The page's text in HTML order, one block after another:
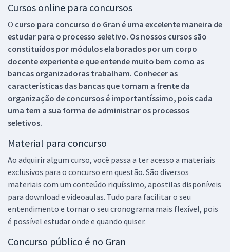
Cursos online para concursos
O curso para concurso do Gran é uma excelente maneira de
estudar para o processo seletivo. Os nossos cursos são
constituídos por módulos elaborados por um corpo
docente experiente e que entende muito bem como as
bancas organizadoras trabalham. Conhecer as
características das bancas que tomam a frente da
organização de concursos é importantíssimo, pois cada
uma tem a sua forma de administrar os processos
seletivos.
Material para concurso
Ao adquirir algum curso, você passa a ter acesso a materiais
exclusivos para o concurso em questão. São diversos
materiais com um conteúdo riquíssimo, apostilas disponíveis
para download e videoaulas. Tudo para facilitar o seu
entendimento e tornar o seu cronograma mais flexível, pois
é possível estudar onde e quando quiser.
Concurso público é no Gran